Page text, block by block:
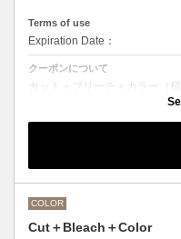
Terms of use
Expiration Date：
クーポンについて
カット＋ブリーチ＋カラー（
前処理剤OLAPLEXを使ったカ
●ご希望の色やカラー履歴、
現できない場合がございます。
M ¥＋1100 L¥＋1650 LL¥＋
COLOR
Cut＋Bleach＋Color